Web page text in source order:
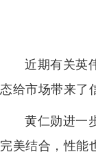
近期有关英
态给市场带来了
黄仁勋进一
完美结合，性能